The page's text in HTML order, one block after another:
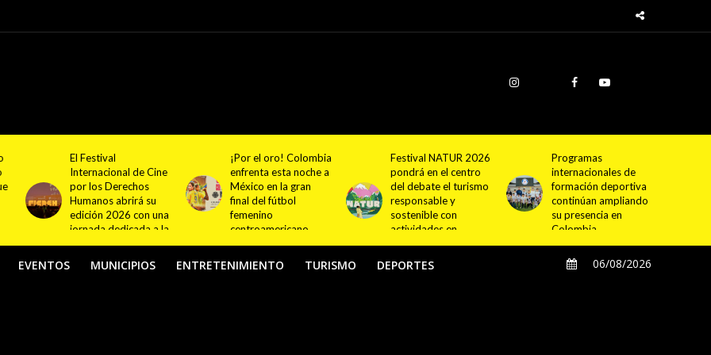
¡Por el oro! Colombia
enfrenta esta noche a
México en la gran
final del fútbol
femenino
centroamericano
Festival NATUR 2026
pondrá en el centro
del debate el turismo
responsable y
sostenible con
actividades en
Bogotá y Guasca
Programas
internacionales de
formación deportiva
continúan ampliando
su presencia en
Colombia
Cundinamarca
proyecta la
construcción de
4.000 nuevas
viviendas en 12
municipios
EVENTOS MUNICIPIOS ENTRETENIMIENTO TURISMO DEPORTES 06/08/2026